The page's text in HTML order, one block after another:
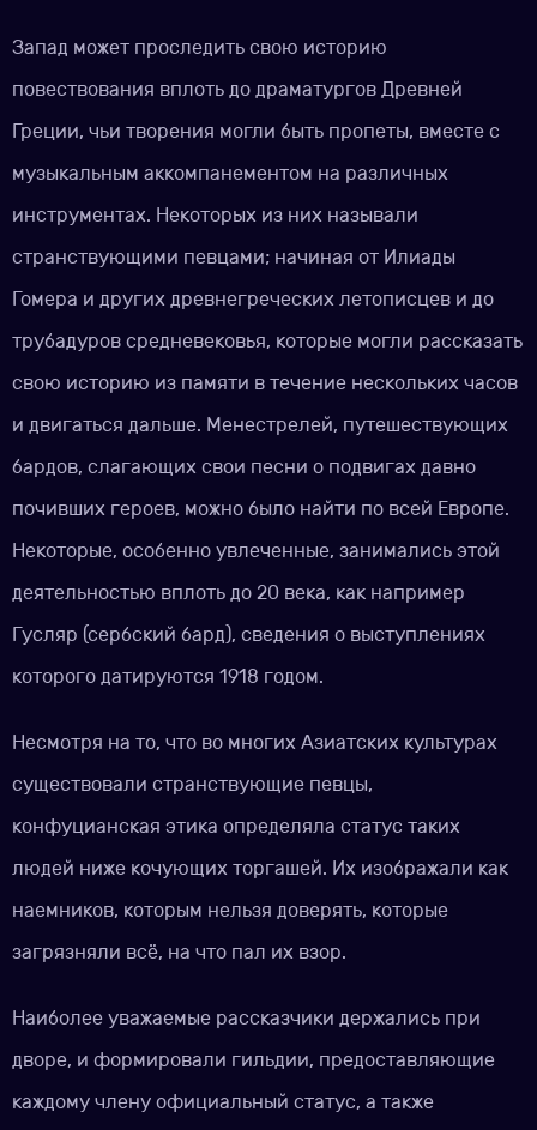
Запад может проследить свою историю
повествования вплоть до драматургов Древней
Греции, чьи творения могли быть пропеты, вместе с
музыкальным аккомпанементом на различных
инструментах. Некоторых из них называли
странствующими певцами; начиная от Илиады
Гомера и других древнегреческих летописцев и до
трубадуров средневековья, которые могли рассказать
свою историю из памяти в течение нескольких часов
и двигаться дальше. Менестрелей, путешествующих
бардов, слагающих свои песни о подвигах давно
почивших героев, можно было найти по всей Европе.
Некоторые, особенно увлеченные, занимались этой
деятельностью вплоть до 20 века, как например
Гусляр (сербский бард), сведения о выступлениях
которого датируются 1918 годом.
Несмотря на то, что во многих Азиатских культурах
существовали странствующие певцы,
конфуцианская этика определяла статус таких
людей ниже кочующих торгашей. Их изображали как
наемников, которым нельзя доверять, которые
загрязняли всё, на что пал их взор.
Наиболее уважаемые рассказчики держались при
дворе, и формировали гильдии, предоставляющие
каждому члену официальный статус, а также